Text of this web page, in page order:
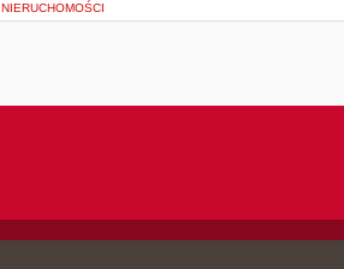
NIERUCHOMOŚCI